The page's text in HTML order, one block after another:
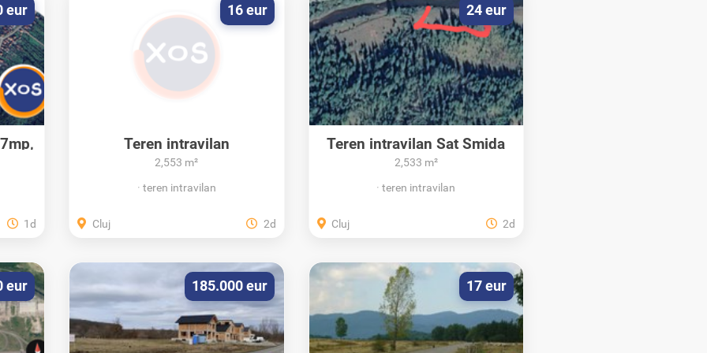
eur
1d
Teren intravilan
2,553 m²
teren intravilan
16 eur
Cluj 2d
Teren intravilan Sat Smida
Cluj
2,533 m²
teren intravilan
24 eur
Cluj 2d
eur 185.000 eur 17 eur